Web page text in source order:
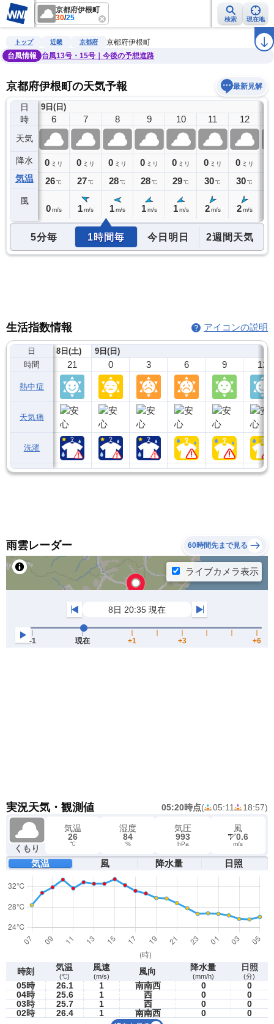
京都府伊根町
30/25 検索 現在地
雨雲レーダー 台風情報 地震情報 ラ
トップ 近畿 京都府
京都府伊根町
台風情報
台風13号・15号｜今後の予想進路
京都府伊根町の天気予報 最新見解
日
時
天気
降水
気温
風
9日(日)
5
0ミリ
26℃
6
0 ミリ
26℃
0 m/s
7
0 ミリ
27℃
1 m/s
8
0 ミリ
28℃
1 m/s
9
0 ミリ
28℃
1 m/s
10
0 ミリ
29℃
1 m/s
11
0 ミリ
30℃
2 m/s
12
0 ミリ
30℃
2 m/s
5分毎 1時間毎 今日明日 2週間天気
生活指数情報 アイコンの説明
日
時間
熱中症
天気痛
洗濯
8日(土)
21
9日(日)
0 3 6 9 12
雨雲レーダー 60時間先まで見る
実況天気・観測値 05:20時点( 05:11 18:57)
くもり
気温
26
℃
湿度
84
%
気圧
993
hPa
風
0.6
m/s
気温 風 降水量 日照
時刻 気温
(℃)
風速
(m/s) 風向 降水量
(mm/h)
日照
(分)
05時 26.1 1 南南西 0
0
04時
25.6 1 西 0
0
03時
25.7 1 西 0
0
02時
26.4 1 南南西 0 0